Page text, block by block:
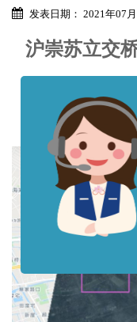
发表日期： 2021年07
沪崇苏立交